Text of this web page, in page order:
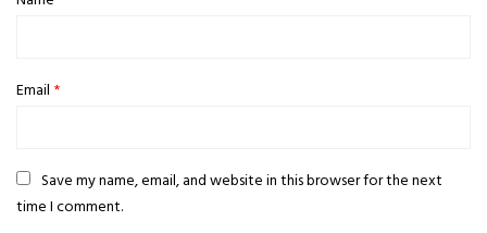
Email *
Save my name, email, and website in this browser for the next
time I comment.